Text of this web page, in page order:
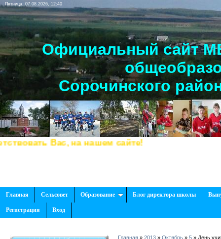
Пятница, 07.08.2026, 12:40
Официальный сайт
Сорочинского
Вас, на нашем сайте!
Главная Сельсовет Образование Блог директора школы
Регистрация Вход
Главная » 2013 » Октябрь » 5 » День